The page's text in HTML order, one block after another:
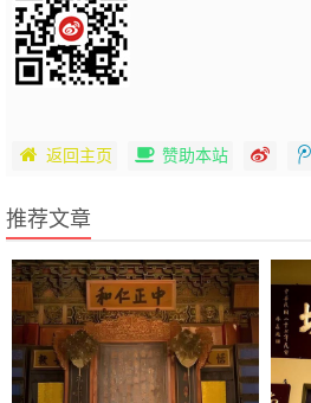
返回主页 赞助本站
推荐文章